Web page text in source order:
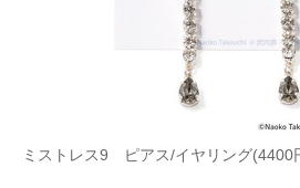
ミストレス9 ピアス/イヤリング(4400